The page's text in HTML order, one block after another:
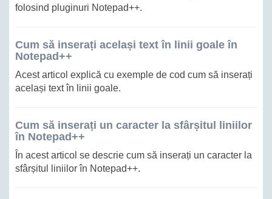
folosind pluginuri Notepad++.
Cum să inserați același text în linii goale în
Notepad++
Acest articol explică cu exemple de cod cum să inserați
același text în linii goale.
Cum să inserați un caracter la sfârșitul liniilor
în Notepad++
În acest articol se descrie cum să inserați un caracter la
sfârșitul liniilor în Notepad++.